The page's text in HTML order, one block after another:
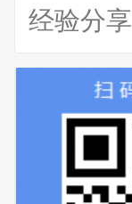
经验分享